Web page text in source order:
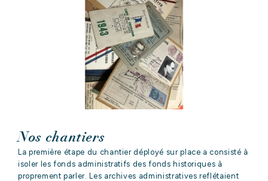
Nos chantiers
La première étape du chantier déployé sur place a consisté à
isoler les fonds administratifs des fonds historiques à
proprement parler. Les archives administratives reflétaient